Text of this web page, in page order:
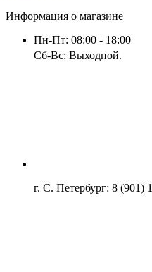
Информация о магазине
Пн-Пт: 08:00 - 18:00
Сб-Вс: Выходной.
г. С. Петербург: 8 (901)